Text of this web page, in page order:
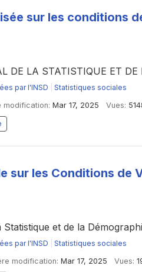
sur les conditions
DE LA STATISTIQUE ET DE
par l'INSD
Statistiques sociales
modification: Mar 17, 2025 Vues:
sur les Conditions de
et de la
par l'INSD
Statistiques sociales
modification: Mar 17, 2025 Vues: